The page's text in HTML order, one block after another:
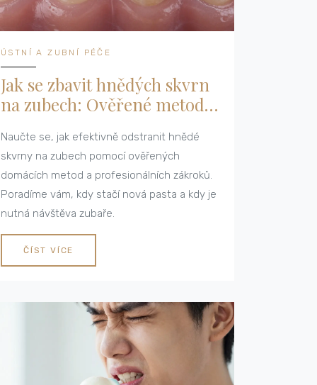
ÚSTNÍ A ZUBNÍ PÉČE
Jak se zbavit hnědých skvrn
na zubech: Ověřené metody
Naučte se, jak efektivně odstranit hnědé
skvrny na zubech pomocí ověřených
domácích metod a profesionálních zákroků.
Poradíme vám, kdy stačí nová pasta a kdy je
nutná návštěva zubaře.
ČÍST VÍCE